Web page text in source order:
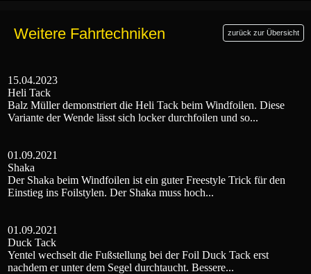
Weitere Fahrtechniken zurück zur Übersicht
15.04.2023
Heli Tack
Balz Müller demonstriert die Heli Tack beim Windfoilen. Diese
Variante der Wende lässt sich locker durchfoilen und so...
01.09.2021
Shaka
Der Shaka beim Windfoilen ist ein guter Freestyle Trick für den
Einstieg ins Foilstylen. Der Shaka muss hoch...
01.09.2021
Duck Tack
Yentel wechselt die Fußstellung bei der Foil Duck Tack erst
nachdem er unter dem Segel durchtaucht. Bessere...